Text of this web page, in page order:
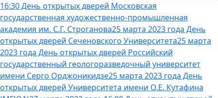
16:30 День открытых дверей Московская
государственная художественно-промышленная
академия им. С.Г. Строганова25 марта 2023 года День
открытых дверей Сеченовского Университета25 марта
2023 года День открытых дверей Российский
государственный геологоразведочный университет
имени Серго Орджоникидзе25 марта 2023 года День
открытых дверей Университета имени О.Е. Кутафина